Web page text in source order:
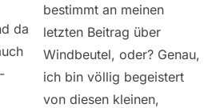
da
bestimmt an meinen
letzten Beitrag über
Windbeutel, oder? Genau,
ich bin völlig begeistert
von diesen kleinen,